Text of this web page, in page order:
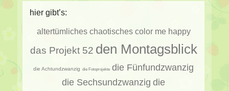
hier gibt’s:
altertümliches chaotisches color me happy
das Projekt 52 den Montagsblick
die Achtundzwanzig die Fotoprojekte die Fünfundzwanzig
die Sechsundzwanzig die